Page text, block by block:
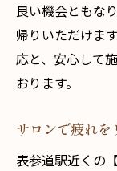
良い機会ともな
帰りいただけま
応と、安心して
おります。
サロンで疲れ
表参道駅近くの